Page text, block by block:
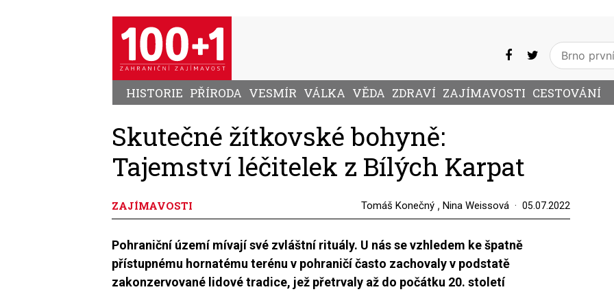
HISTORIE PŘÍRODA VESMÍR VÁLKA VĚDA ZDRAVÍ ZAJÍMAVOSTI CESTOVÁNÍ
Skutečné žítkovské bohyně:
Tajemství léčitelek z Bílých Karpat
ZAJÍMAVOSTI Tomáš Konečný, Nina Weissová 05.07.2022
Pohraniční území mívají své zvláštní rituály. U nás se vzhledem ke špatně
přístupnému hornatému terénu v pohraničí často zachovaly v podstatě
zakonzervované lidové tradice, jež přetrvaly až do počátku 20. století